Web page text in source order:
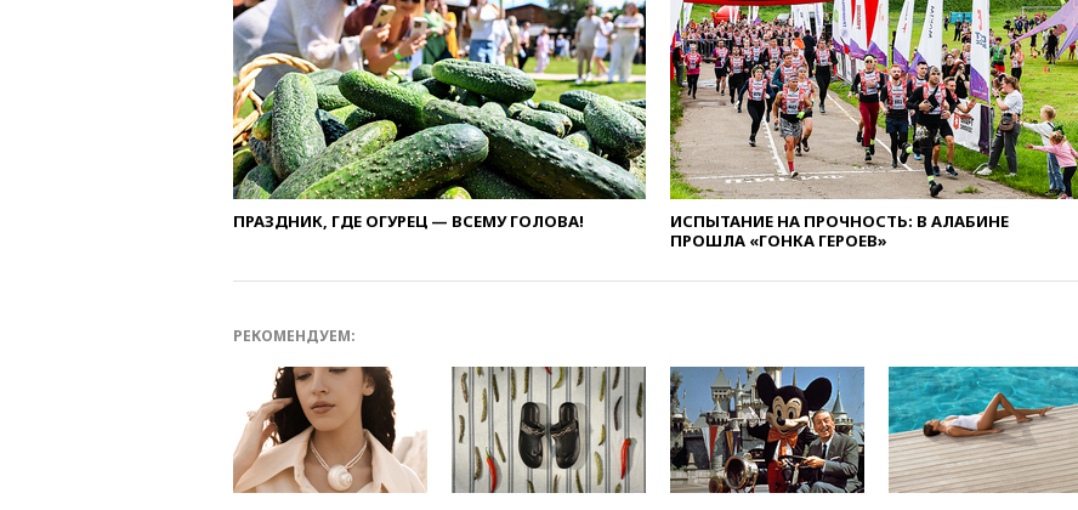
и Геленджик
вчера, 21:25Руслан Терновой
выиграл золото чемпионата
Европы в прыжках с 10-
метровой вышки
вчера, 21:10РФ не получала
обращений о прекращении
концессии строительства ж/д
в Армении
обсуждают эксперимент по
россиянам могут
рекомендовать не посещать
Армению
вчера, 20:35ПВО за день
сбила еще 281 украинский
беспилотник над Россией
ПРАЗДНИК, ГДЕ ОГУРЕЦ — ВСЕМУ ГОЛОВА!
ИСПЫТАНИЕ НА ПРОЧНОСТЬ: В АЛАБИНЕ
ПРОШЛА «ГОНКА ГЕРОЕВ»
РЕКОМЕНДУЕМ: